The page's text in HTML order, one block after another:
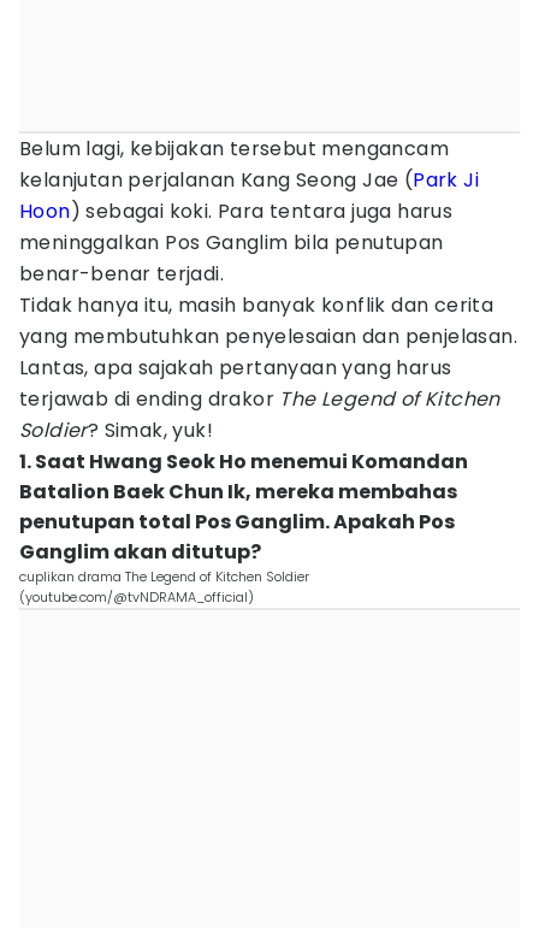
Belum lagi, kebijakan tersebut mengancam
kelanjutan perjalanan Kang Seong Jae (Park Ji
Hoon) sebagai koki. Para tentara juga harus
meninggalkan Pos Ganglim bila penutupan
benar-benar terjadi.
Tidak hanya itu, masih banyak konflik dan cerita
yang membutuhkan penyelesaian dan penjelasan.
Lantas, apa sajakah pertanyaan yang harus
terjawab di ending drakor The Legend of Kitchen
Soldier? Simak, yuk!
1. Saat Hwang Seok Ho menemui Komandan
Batalion Baek Chun Ik, mereka membahas
penutupan total Pos Ganglim. Apakah Pos
Ganglim akan ditutup?
cuplikan drama The Legend of Kitchen Soldier
(youtube.com/@tvNDRAMA_official)